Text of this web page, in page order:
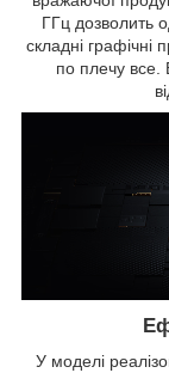
ГГц дозволить
складні графічні
по плечу все.
У моделі